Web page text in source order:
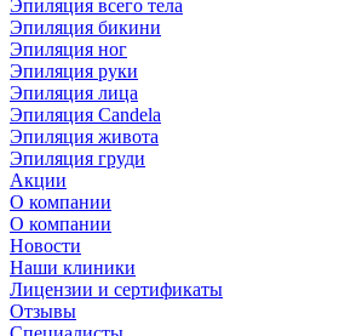
Эпиляция всего тела
Эпиляция бикини
Эпиляция ног
Эпиляция руки
Эпиляция лица
Эпиляция Candela
Эпиляция живота
Эпиляция груди
Акции
О компании
О компании
Новости
Наши клиники
Лицензии и сертификаты
Отзывы